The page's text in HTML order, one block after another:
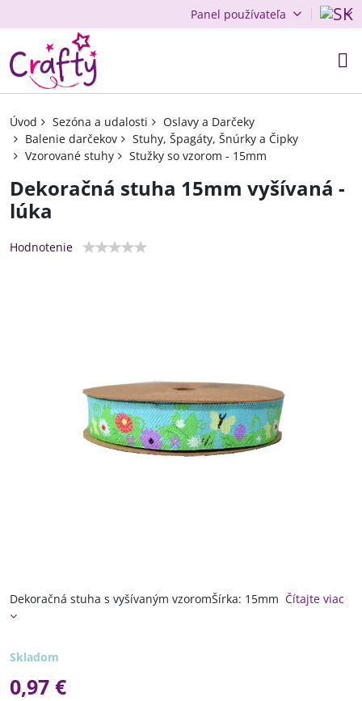
Panel používateľa
Úvod Sezóna a udalosti
Oslavy a Darčeky
Balenie darčekov
Stuhy, Špagáty, Šnúrky a Čipky
Vzorované stuhy
Stužky so vzorom - 15mm
Dekoračná stuha 15mm vyšívaná -
lúka
Hodnotenie
Dekoračná stuha s vyšívaným vzoromŠírka: 15mm Čítajte viac
Skladom
0,97 €